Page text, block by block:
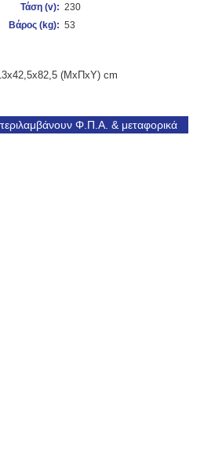
Τάση (v): 230
Βάρος (kg): 53
(ΜxΠxΥ) cm
Φ.Π.Α. & μεταφορικά